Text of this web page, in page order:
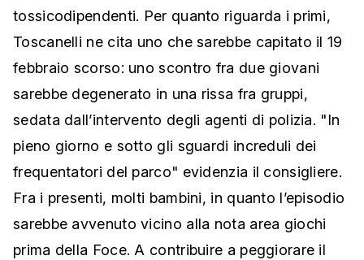
tossicodipendenti. Per quanto riguarda i primi,
Toscanelli ne cita uno che sarebbe capitato il 19
febbraio scorso: uno scontro fra due giovani
sarebbe degenerato in una rissa fra gruppi,
sedata dall’intervento degli agenti di polizia. "In
pieno giorno e sotto gli sguardi increduli dei
frequentatori del parco" evidenzia il consigliere.
Fra i presenti, molti bambini, in quanto l’episodio
sarebbe avvenuto vicino alla nota area giochi
prima della Foce. A contribuire a peggiorare il